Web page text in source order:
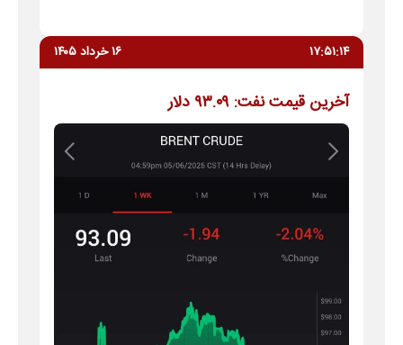
۱۷:۵۱:۱۴ ۱۶ خرداد ۱۴۰۵
آخرین قیمت نفت: ۹۳.۰۹ دلار